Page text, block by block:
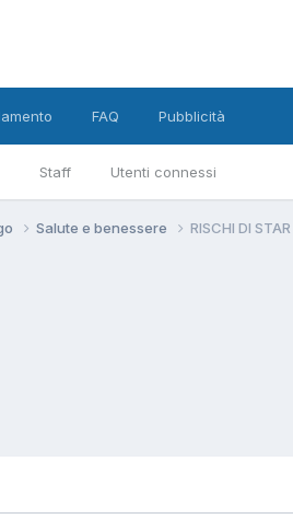
Staff Utenti connessi
FAQ Pubblicità
Salute e benessere RISCHI DI